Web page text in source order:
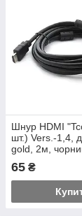
Шнур HDMI
шт.) Vers.-1,4,
gold, 2м,
65 ₴